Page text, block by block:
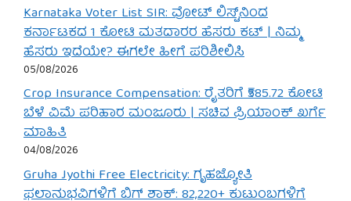
Karnataka Voter List SIR: ವೋಟ್ ಲಿಸ್ಟ್‌ನಿಂದ
ಕರ್ನಾಟಕದ 1 ಕೋಟಿ ಮತದಾರರ ಹೆಸರು ಕಟ್ | ನಿಮ್ಮ
ಹೆಸರು ಇದೆಯೇ? ಈಗಲೇ ಹೀಗೆ ಪರಿಶೀಲಿಸಿ
05/08/2026
Crop Insurance Compensation: ರೈತರಿಗೆ ₹585.72 ಕೋಟಿ
ಬೆಳೆ ವಿಮೆ ಪರಿಹಾರ ಮಂಜೂರು | ಸಚಿವ ಪ್ರಿಯಾಂಕ್ ಖರ್ಗೆ
ಮಾಹಿತಿ
04/08/2026
Gruha Jyothi Free Electricity: ಗೃಹಜ್ಯೋತಿ
ಫಲಾನುಭವಿಗಳಿಗೆ ಬಿಗ್ ಶಾಕ್: 82,220+ ಕುಟುಂಬಗಳಿಗೆ